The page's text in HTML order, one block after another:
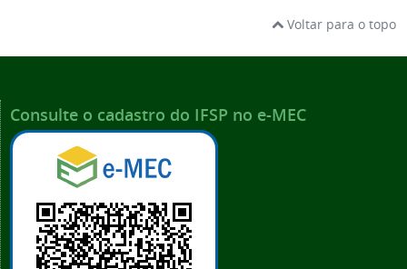
Voltar para o topo
Consulte o cadastro do IFSP no e-MEC